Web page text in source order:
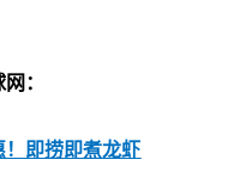
：
即捞即煮龙虾